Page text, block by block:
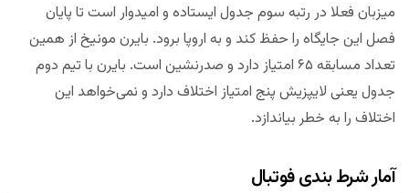
میزبان فعلا در رتبه سوم جدول ایستاده و امیدوار است تا پایان
فصل این جایگاه را حفظ کند و به اروپا برود. بایرن مونیخ از همین
تعداد مسابقه ۶۵ امتیاز دارد و صدرنشین است. بایرن با تیم دوم
جدول یعنی لایپزیش پنج امتیاز اختلاف دارد و نمی‌خواهد این
اختلاف را به خطر بیاندازد.
آمار شرط بندی فوتبال